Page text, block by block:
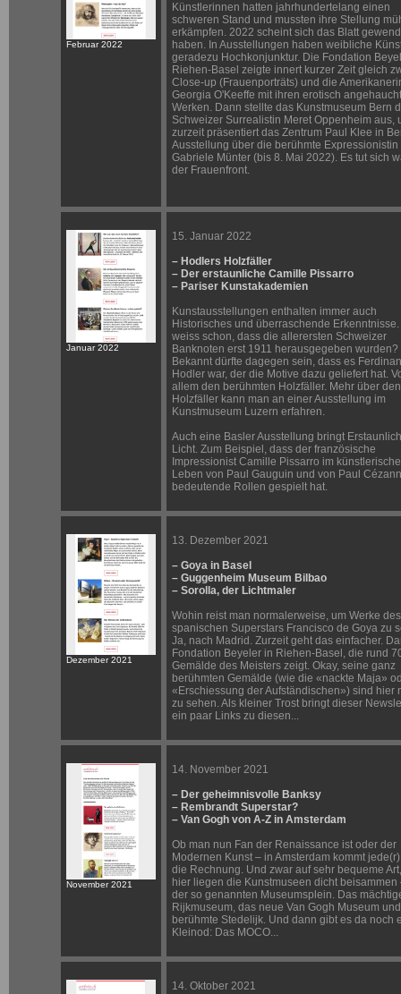
Februar 2022
Künstlerinnen hatten jahrhundertelang einen
schweren Stand und mussten ihre Stellung
erkämpfen. 2022 scheint sich das Blatt
haben. In Ausstellungen haben weibliche
geradezu Hochkonjunktur. Die Fondation
Riehen-Basel zeigte innert kurzer Zeit gleich
Close-up (Frauenporträts) und die
Georgia O'Keeffe mit ihren erotisch
Werken. Dann stellte das Kunstmuseum Bern
Schweizer Surrealistin Meret Oppenheim aus,
zurzeit präsentiert das Zentrum Paul Klee in
Ausstellung über die berühmte Expressionistin
Gabriele Münter (bis 8. Mai 2022). Es tut sich
der Frauenfront.
Januar 2022
15. Januar 2022
– Hodlers Holzfäller
– Der erstaunliche Camille Pissarro
– Pariser Kunstakademien
Kunstausstellungen enthalten immer auch
Historisches und überraschende Erkenntnisse.
weiss schon, dass die allerersten Schweizer
Banknoten erst 1911 herausgegeben wurden?
Bekannt dürfte dagegen sein, dass es
Hodler war, der die Motive dazu geliefert hat.
allem den berühmten Holzfäller. Mehr über den
Holzfäller kann man an einer Ausstellung im
Kunstmuseum Luzern erfahren.
Auch eine Basler Ausstellung bringt
Licht. Zum Beispiel, dass der französische
Impressionist Camille Pissarro im
Leben von Paul Gauguin und von Paul
bedeutende Rollen gespielt hat.
Dezember 2021
13. Dezember 2021
– Goya in Basel
– Guggenheim Museum Bilbao
– Sorolla, der Lichtmaler
Wohin reist man normalerweise, um Werke des
spanischen Superstars Francisco de Goya zu
Ja, nach Madrid. Zurzeit geht das einfacher.
Fondation Beyeler in Riehen-Basel, die rund
Gemälde des Meisters zeigt. Okay, seine ganz
berühmten Gemälde (wie die «nackte Maja»
«Erschiessung der Aufständischen») sind hier
zu sehen. Als kleiner Trost bringt dieser
ein paar Links zu diesen...
November 2021
14. November 2021
– Der geheimnisvolle Banksy
– Rembrandt Superstar?
– Van Gogh von A-Z in Amsterdam
Ob man nun Fan der Renaissance ist oder der
Modernen Kunst – in Amsterdam kommt
die Rechnung. Und zwar auf sehr bequeme
hier liegen die Kunstmuseen dicht beisammen
der so genannten Museumsplein. Das
Rijkmuseum, das neue Van Gogh Museum
berühmte Stedelijk. Und dann gibt es da noch
Kleinod: Das MOCO...
14. Oktober 2021